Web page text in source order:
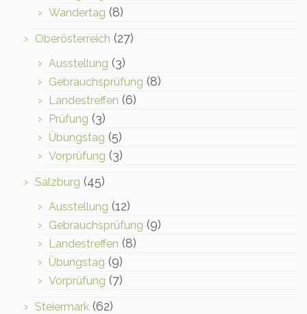
Wandertag (8)
Oberösterreich (27)
Ausstellung (3)
Gebrauchsprüfung (8)
Landestreffen (6)
Prüfung (3)
Übungstag (5)
Vorprüfung (3)
Salzburg (45)
Ausstellung (12)
Gebrauchsprüfung (9)
Landestreffen (8)
Übungstag (9)
Vorprüfung (7)
Steiermark (62)